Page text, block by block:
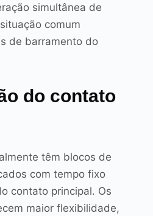
simultânea de
comum
de barramento do
do contato
têm blocos de
com tempo fixo
contato principal. Os
maior flexibilidade,